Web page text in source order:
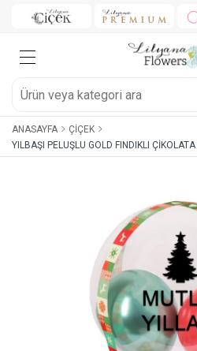
ANASAYFA
ÇIÇEK
YILBAŞI PELUŞLU GOLD FINDIKLI